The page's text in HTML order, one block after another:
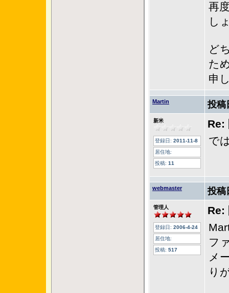
再
し
ど
た
申
Martin 投
新米
登録日: 2011-11-8
居住地:
投稿: 11
Re:
で
webmaster 投
管理人
登録日: 2006-4-24
居住地:
投稿: 517
Re:
フ
メ
り